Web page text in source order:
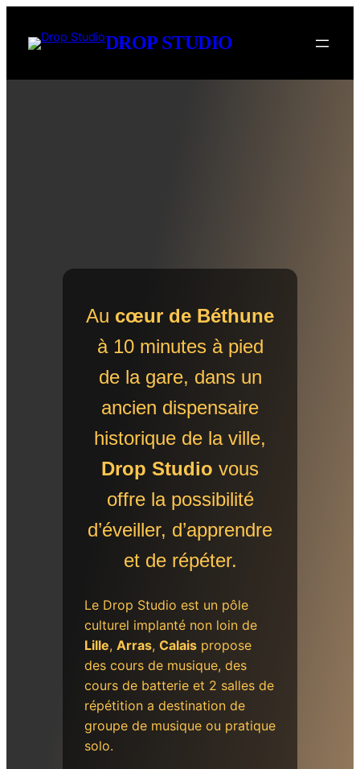
contenu
DROP STUDIO
Au cœur de Béthune
à 10 minutes à pied
de la gare, dans un
ancien dispensaire
historique de la ville,
Drop Studio vous
offre la possibilité
d’éveiller, d’apprendre
et de répéter.
Le Drop Studio est un pôle
culturel implanté non loin de
Lille, Arras, Calaispropose
des cours de musique, des
cours de batterie et 2 salles de
répétition a destination de
groupe de musique ou pratique
solo.